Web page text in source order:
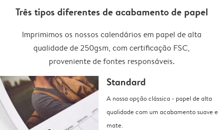
Três tipos diferentes de acabamento de papel
Imprimimos os nossos calendários em papel de alta
qualidade de 250gsm, com certificação FSC,
proveniente de fontes responsáveis.
Standard
A nossa opção clássica - papel de alta
qualidade com um acabamento suave e
mate.